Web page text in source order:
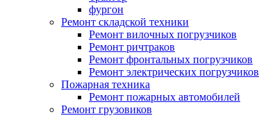
фургон
Ремонт складской техники
Ремонт вилочных погрузчиков
Ремонт ричтраков
Ремонт фронтальных погрузчиков
Ремонт электрических погрузчиков
Пожарная техника
Ремонт пожарных автомобилей
Ремонт грузовиков